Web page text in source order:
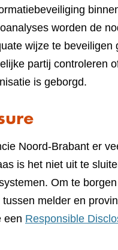
worden de
wijze te
partij controleren
is geborgd.
Noord-Brabant er
is het niet uit te
Om te
melder en
een Responsible